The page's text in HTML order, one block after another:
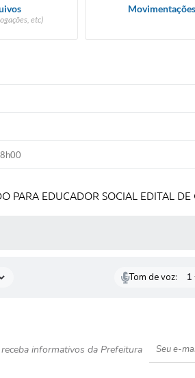
etc)
Movimentações
PARA EDUCADOR SOCIAL EDITAL DE
Tom de voz:
informativos da Prefeitura